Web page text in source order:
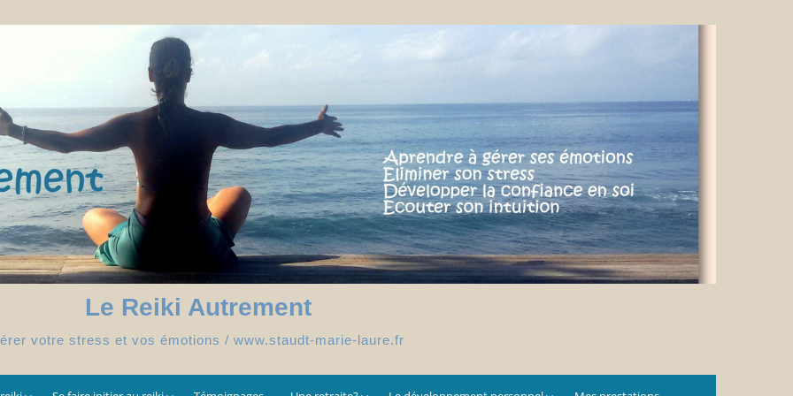
Le Reiki Autrement
votre stress et vos émotions / www.staudt-marie-laure.fr